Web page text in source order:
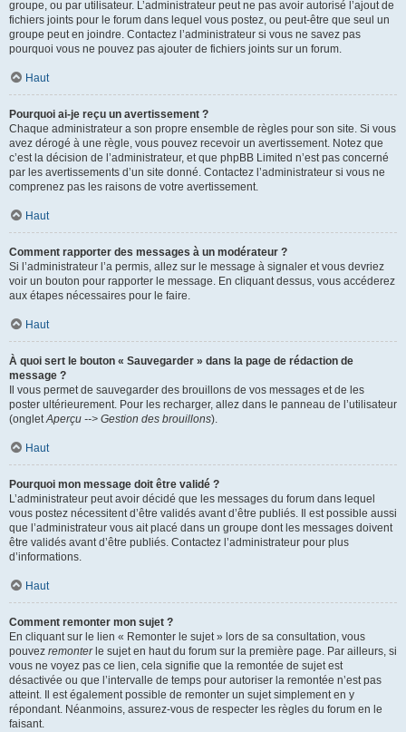
groupe, ou par utilisateur. L’administrateur peut ne pas avoir autorisé l’ajout de
fichiers joints pour le forum dans lequel vous postez, ou peut-être que seul un
groupe peut en joindre. Contactez l’administrateur si vous ne savez pas
pourquoi vous ne pouvez pas ajouter de fichiers joints sur un forum.
Haut
Pourquoi ai-je reçu un avertissement ?
Chaque administrateur a son propre ensemble de règles pour son site. Si vous
avez dérogé à une règle, vous pouvez recevoir un avertissement. Notez que
c’est la décision de l’administrateur, et que phpBB Limited n’est pas concerné
par les avertissements d’un site donné. Contactez l’administrateur si vous ne
comprenez pas les raisons de votre avertissement.
Haut
Comment rapporter des messages à un modérateur ?
Si l’administrateur l’a permis, allez sur le message à signaler et vous devriez
voir un bouton pour rapporter le message. En cliquant dessus, vous accéderez
aux étapes nécessaires pour le faire.
Haut
À quoi sert le bouton « Sauvegarder » dans la page de rédaction de
message ?
Il vous permet de sauvegarder des brouillons de vos messages et de les
poster ultérieurement. Pour les recharger, allez dans le panneau de l’utilisateur
(ongletAperçu --> Gestion des brouillons).
Haut
Pourquoi mon message doit être validé ?
L’administrateur peut avoir décidé que les messages du forum dans lequel
vous postez nécessitent d’être validés avant d’être publiés. Il est possible aussi
que l’administrateur vous ait placé dans un groupe dont les messages doivent
être validés avant d’être publiés. Contactez l’administrateur pour plus
d’informations.
Haut
Comment remonter mon sujet ?
En cliquant sur le lien « Remonter le sujet » lors de sa consultation, vous
pouvez remonterle sujet en haut du forum sur la première page. Par ailleurs, si
vous ne voyez pas ce lien, cela signifie que la remontée de sujet est
désactivée ou que l’intervalle de temps pour autoriser la remontée n’est pas
atteint. Il est également possible de remonter un sujet simplement en y
répondant. Néanmoins, assurez-vous de respecter les règles du forum en le
faisant.